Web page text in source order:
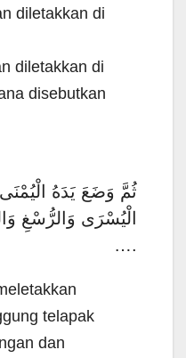
diletakkan di
diletakkan di
disebutkan
ثُمَّ وَضَعَ يَدَهُ
الْيُسْرَى وَالرُّسْغِ
….
telapak
dan